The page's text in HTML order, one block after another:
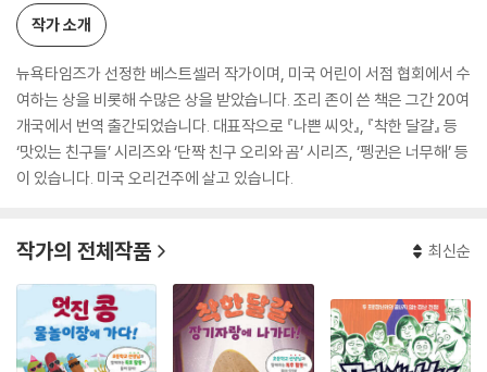
작가 소개
뉴욕타임즈가 선정한 베스트셀러 작가이며, 미국 어린이 서점 협회에서 수
여하는 상을 비롯해 수많은 상을 받았습니다. 조리 존이 쓴 책은 그간 20여
개국에서 번역 출간되었습니다. 대표작으로 『나쁜 씨앗』, 『착한 달걀』 등
‘맛있는 친구들’ 시리즈와 ‘단짝 친구 오리와 곰’ 시리즈, ‘펭귄은 너무해’ 등
이 있습니다. 미국 오리건주에 살고 있습니다.
작가의 전체작품 최신순